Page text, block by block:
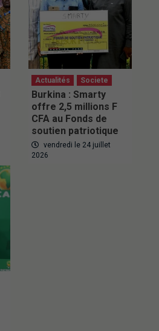
Actualités Societe
Burkina : Smarty
offre 2,5 millions F
CFA au Fonds de
soutien patriotique
vendredi le 24 juillet
2026